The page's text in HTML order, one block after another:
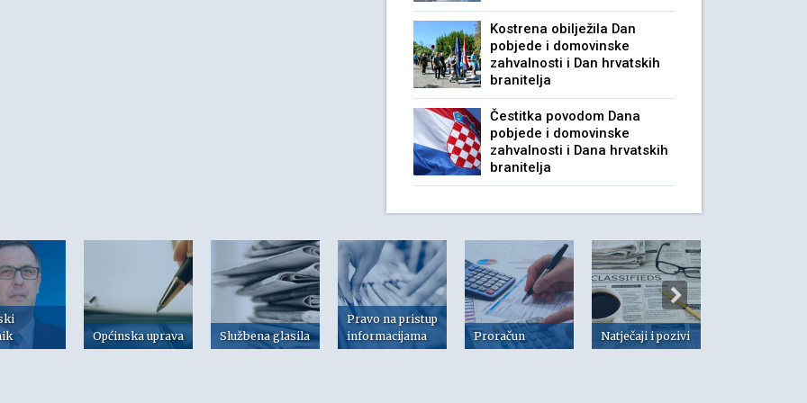
Kostrena obilježila Dan
pobjede i domovinske
zahvalnosti i Dan hrvatskih
branitelja
Čestitka povodom Dana
pobjede i domovinske
zahvalnosti i Dana hrvatskih
branitelja
Općinska uprava Službena glasila
Pravo na pristup
informacijama
Proračun Natječaji i pozivi